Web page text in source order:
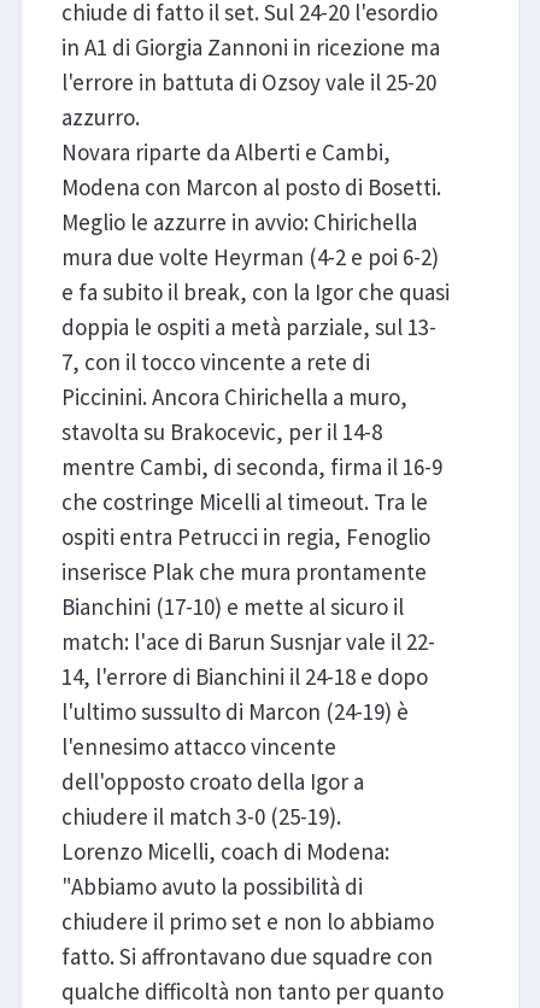
chiude di fatto il set. Sul 24-20 l'esordio
in A1 di Giorgia Zannoni in ricezione ma
l'errore in battuta di Ozsoy vale il 25-20
azzurro.
Novara riparte da Alberti e Cambi,
Modena con Marcon al posto di Bosetti.
Meglio le azzurre in avvio: Chirichella
mura due volte Heyrman (4-2 e poi 6-2)
e fa subito il break, con la Igor che quasi
doppia le ospiti a metà parziale, sul 13-
7, con il tocco vincente a rete di
Piccinini. Ancora Chirichella a muro,
stavolta su Brakocevic, per il 14-8
mentre Cambi, di seconda, firma il 16-9
che costringe Micelli al timeout. Tra le
ospiti entra Petrucci in regia, Fenoglio
inserisce Plak che mura prontamente
Bianchini (17-10) e mette al sicuro il
match: l'ace di Barun Susnjar vale il 22-
14, l'errore di Bianchini il 24-18 e dopo
l'ultimo sussulto di Marcon (24-19) è
l'ennesimo attacco vincente
dell'opposto croato della Igor a
chiudere il match 3-0 (25-19).
Lorenzo Micelli, coach di Modena:
"Abbiamo avuto la possibilità di
chiudere il primo set e non lo abbiamo
fatto. Si affrontavano due squadre con
qualche difficoltà non tanto per quanto